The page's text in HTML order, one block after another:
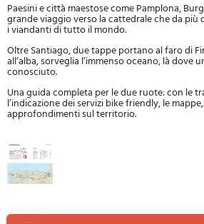
Paesini e città maestose come Pamplona,
grande viaggio verso la cattedrale che da
i viandanti di tutto il mondo.
Oltre Santiago, due tappe portano al faro di
all’alba, sorveglia l’immenso oceano, là dove
conosciuto.
Una guida completa per le due ruote: con le
l’indicazione dei servizi bike friendly, le
approfondimenti sul territorio.